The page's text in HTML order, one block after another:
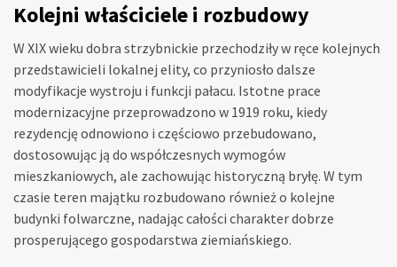
Kolejni właściciele i rozbudowy
W XIX wieku dobra strzybnickie przechodziły w ręce kolejnych
przedstawicieli lokalnej elity, co przyniosło dalsze
modyfikacje wystroju i funkcji pałacu. Istotne prace
modernizacyjne przeprowadzono w 1919 roku, kiedy
rezydencję odnowiono i częściowo przebudowano,
dostosowując ją do współczesnych wymogów
mieszkaniowych, ale zachowując historyczną bryłę. W tym
czasie teren majątku rozbudowano również o kolejne
budynki folwarczne, nadając całości charakter dobrze
prosperującego gospodarstwa ziemiańskiego.